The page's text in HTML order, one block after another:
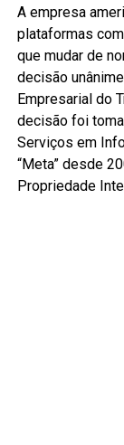
A empresa
plataformas
que mudar de
decisão
Empresarial do
decisão foi
Serviços em
“Meta” desde
Propriedade